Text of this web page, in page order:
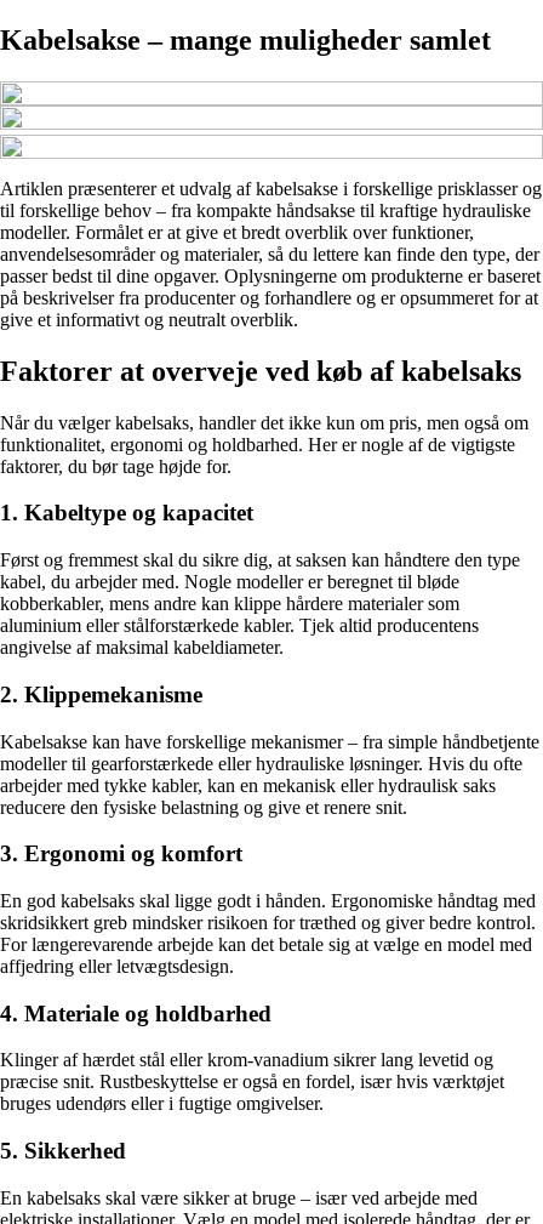
Kabelsakse – mange muligheder samlet
Artiklen præsenterer et udvalg af kabelsakse i forskellige prisklasser og
til forskellige behov – fra kompakte håndsakse til kraftige hydrauliske
modeller. Formålet er at give et bredt overblik over funktioner,
anvendelsesområder og materialer, så du lettere kan finde den type, der
passer bedst til dine opgaver. Oplysningerne om produkterne er baseret
på beskrivelser fra producenter og forhandlere og er opsummeret for at
give et informativt og neutralt overblik.
Faktorer at overveje ved køb af kabelsaks
Når du vælger kabelsaks, handler det ikke kun om pris, men også om
funktionalitet, ergonomi og holdbarhed. Her er nogle af de vigtigste
faktorer, du bør tage højde for.
1. Kabeltype og kapacitet
Først og fremmest skal du sikre dig, at saksen kan håndtere den type
kabel, du arbejder med. Nogle modeller er beregnet til bløde
kobberkabler, mens andre kan klippe hårdere materialer som
aluminium eller stålforstærkede kabler. Tjek altid producentens
angivelse af maksimal kabeldiameter.
2. Klippemekanisme
Kabelsakse kan have forskellige mekanismer – fra simple håndbetjente
modeller til gearforstærkede eller hydrauliske løsninger. Hvis du ofte
arbejder med tykke kabler, kan en mekanisk eller hydraulisk saks
reducere den fysiske belastning og give et renere snit.
3. Ergonomi og komfort
En god kabelsaks skal ligge godt i hånden. Ergonomiske håndtag med
skridsikkert greb mindsker risikoen for træthed og giver bedre kontrol.
For længerevarende arbejde kan det betale sig at vælge en model med
affjedring eller letvægtsdesign.
4. Materiale og holdbarhed
Klinger af hærdet stål eller krom-vanadium sikrer lang levetid og
præcise snit. Rustbeskyttelse er også en fordel, især hvis værktøjet
bruges udendørs eller i fugtige omgivelser.
5. Sikkerhed
En kabelsaks skal være sikker at bruge – især ved arbejde med
elektriske installationer. Vælg en model med isolerede håndtag, der er